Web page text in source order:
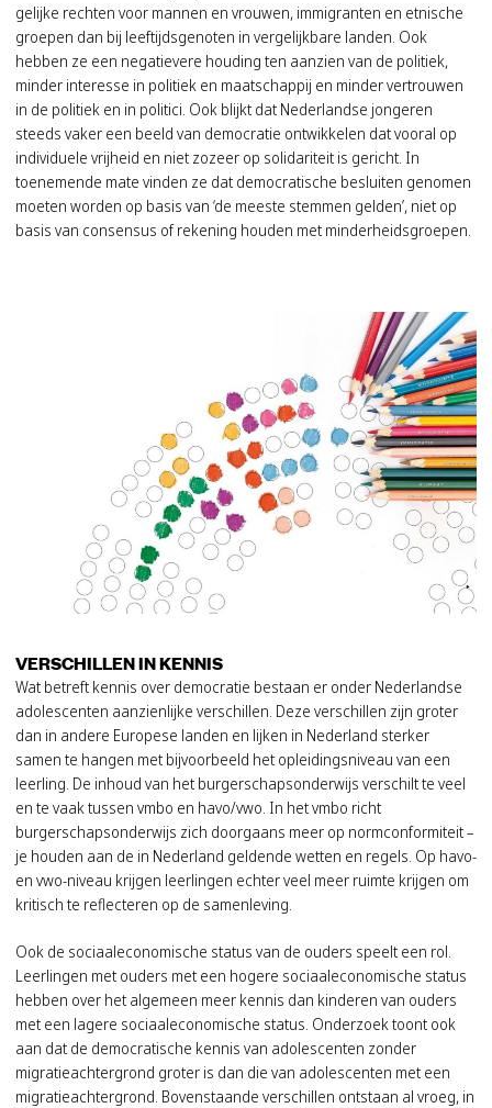
gelijke rechten voor mannen en vrouwen, immigranten en etnische
groepen dan bij leeftijdsgenoten in vergelijkbare landen. Ook
hebben ze een negatievere houding ten aanzien van de politiek,
minder interesse in politiek en maatschappij en minder vertrouwen
in de politiek en in politici. Ook blijkt dat Nederlandse jongeren
steeds vaker een beeld van democratie ontwikkelen dat vooral op
individuele vrijheid en niet zozeer op solidariteit is gericht. In
toenemende mate vinden ze dat democratische besluiten genomen
moeten worden op basis van ‘de meeste stemmen gelden’, niet op
basis van consensus of rekening houden met minderheidsgroepen.
VERSCHILLEN IN KENNIS
Wat betreft kennis over democratie bestaan er onder Nederlandse
adolescenten aanzienlijke verschillen. Deze verschillen zijn groter
dan in andere Europese landen en lijken in Nederland sterker
samen te hangen met bijvoorbeeld het opleidingsniveau van een
leerling. De inhoud van het burgerschapsonderwijs verschilt te veel
en te vaak tussen vmbo en havo/vwo. In het vmbo richt
burgerschapsonderwijs zich doorgaans meer op normconformiteit –
je houden aan de in Nederland geldende wetten en regels. Op havo-
en vwo-niveau krijgen leerlingen echter veel meer ruimte krijgen om
kritisch te reflecteren op de samenleving.
Ook de sociaaleconomische status van de ouders speelt een rol.
Leerlingen met ouders met een hogere sociaaleconomische status
hebben over het algemeen meer kennis dan kinderen van ouders
met een lagere sociaaleconomische status. Onderzoek toont ook
aan dat de democratische kennis van adolescenten zonder
migratieachtergrond groter is dan die van adolescenten met een
migratieachtergrond. Bovenstaande verschillen ontstaan al vroeg, in